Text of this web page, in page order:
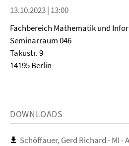
13.10.2023 | 13:00
Fachbereich Mathematik und
Seminarraum 046
Takustr. 9
14195 Berlin
DOWNLOADS
Schöffauer, Gerd Richard - MI -